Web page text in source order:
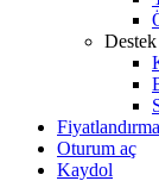
Destek
Fiyatlandırma
Oturum aç
Kaydol